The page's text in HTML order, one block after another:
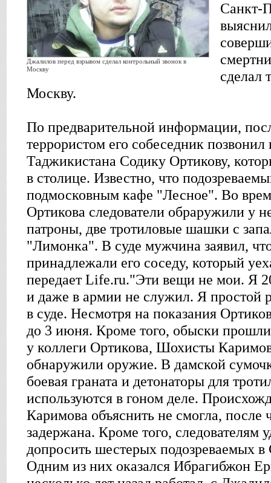
Джалилов перед взрывом сделал контрольный звонок в
Москву
Санкт-
сделал
Москву.
По предварительной информации,
террористом его собеседник
Таджикистана Содику Ортикову,
в столице. Известно, что
подмосковным кафе "Лесное". Во
Ортикова следователи обраружили у
патроны, две тротиловые шашки с
"Лимонка". В суде мужчина заявил,
принадлежали его соседу, который
передает Life.ru."Эти вещи не мои. Я
и даже в армии не служил. Я простой
в суде. Несмотря на показания
до 3 июня. Кроме того, обыски
у коллеги Ортикова, Шохисты
обнаружили оружие. В дамской
боевая граната и детонаторы для
используются в гоном деле.
Каримова объяснить не смогла, после
задержана. Кроме того, следователям
допросить шестерых подозреваемых в
Одним из них оказался Ибрагибжон